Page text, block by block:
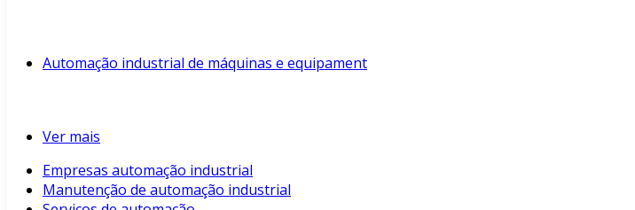
Automação industrial de máquinas e equipament
Ver mais
Empresas automação industrial
Manutenção de automação industrial